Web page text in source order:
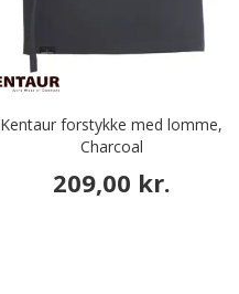
Kentaur forstykke med lomme,
Charcoal
209,00 kr.